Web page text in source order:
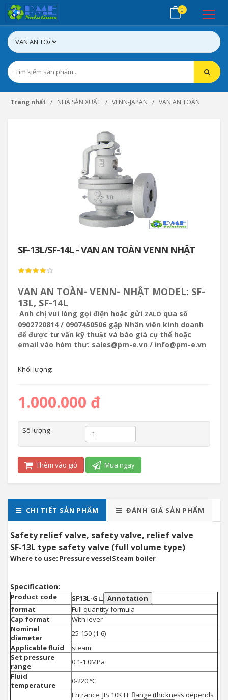
0
Trang nhất NHÀ SẢN XUẤT VENN-JAPAN VAN AN TOÀN
SF-13L/SF-14L - VAN AN TOÀN VENN NHẬT
VAN AN TOÀN- VENN- NHẬT MODEL: SF-
13L, SF-14L
Anh chị vui lòng gọi điện hoặc gửi ZALO qua số
0902720814 / 0907450506 gặp Nhân viên kinh doanh
để được tư vấn kỹ thuật và báo giá cụ thể hoặc
email vào hòm thư: sales@pm-e.vn / info@pm-e.vn
Khối lượng:
1.000.000 đ
Số lượng
Thêm vào giỏ Mua ngay
CHI TIẾT SẢN PHẨM ĐÁNH GIÁ SẢN PHẨM
Safety relief valve, safety valve, relief valve
SF-13L type safety valve (full volume type)
Where to use: Pressure vesselSteam boiler
Specification:
Product code SF13L-G □ Annotation
format
Full quantity formula
Cap format
With lever
Nominal
diameter
25-150 (1-6)
Applicable fluid
steam
Set pressure
range
0.1-1.0MPa
Fluid
temperature
0-220 ℃
Entrance: JIS 10K FF flange (thickness depends